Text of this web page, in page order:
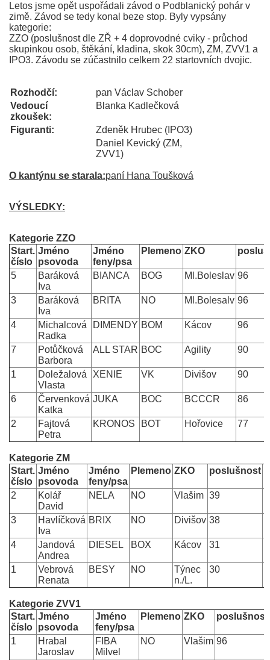
Letos jsme opět uspořádali závod o Podblanický pohár v
zimě. Závod se tedy konal beze stop. Byly vypsány
kategorie:
ZZO (poslušnost dle ZŘ + 4 doprovodné cviky - průchod
skupinkou osob, štěkání, kladina, skok 30cm), ZM, ZVV1 a
IPO3. Závodu se zúčastnilo celkem 22 startovních dvojic.
Rozhodčí:
pan Václav Schober
Vedoucí
zkoušek:
Blanka Kadlečková
Figuranti:
Zdeněk Hrubec (IPO3)
Daniel Kevický (ZM,
ZVV1)
O kantýnu se starala:paní Hana Toušková
VÝSLEDKY:
Kategorie ZZO
Start.
číslo
Jméno
psovoda
Jméno
feny/psa
Plemeno ZKO
5
Baráková
Iva
BIANCA BOG Ml.Boleslav 96
3
Baráková
Iva
BRITA NO Ml.Bolesalv 96
4
Michalcová
Radka
DIMENDY BOM Kácov 96
7
Potůčková
Barbora
ALL STAR BOC Agility 90
1
Doležalová
Vlasta
XENIE VK Divišov 90
6
Červenková
Katka
JUKA BOC BCCCR 86
2
Fajtová
Petra
KRONOS BOT Hořovice 77
Kategorie ZM
Start.
číslo
Jméno
psovoda
Jméno
feny/psa
Plemeno ZKO poslušnost
2
Kolář
David
NELA NO Vlašim 39
3
Havlíčková
Iva
BRIX NO Divišov 38
4
Jandová
Andrea
DIESEL BOX Kácov 31
1
Vebrová
Renata
BESY NO
Týnec
n./L.
30
Kategorie ZVV1
Start.
číslo
Jméno
psovoda
Jméno
feny/psa
Plemeno ZKO poslušnost
1
Hrabal
Jaroslav
FIBA
Milvel
NO Vlašim 96